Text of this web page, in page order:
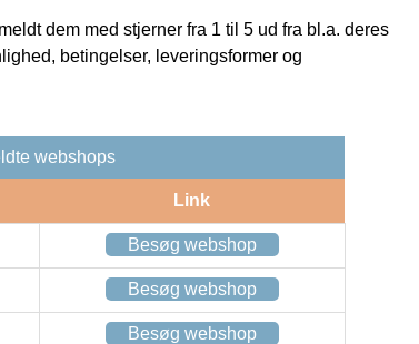
dem med stjerner fra 1 til 5 ud fra bl.a. deres
betingelser, leveringsformer og
webshops
Link
Besøg webshop
Besøg webshop
Besøg webshop